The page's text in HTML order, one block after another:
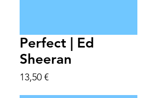
Perfect | Ed
Sheeran
13,50 €Preis